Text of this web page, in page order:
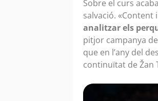
Sobre el curs
salvació. «Content
analitzar els
pitjor campanya
que en l’any del
continuïtat de Žan